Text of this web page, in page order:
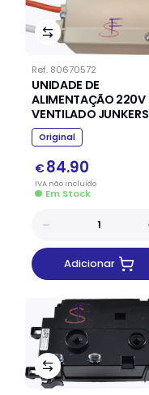
Ref. 80670572
UNIDADE DE
ALIMENTAÇÃO 220V
VENTILADO JUNKERS
VULCANO
Original
€ 84.90
IVA nãoincluído
Em Stock
Adicionar